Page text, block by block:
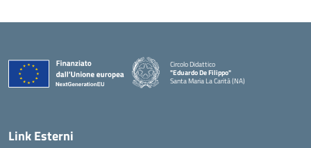
Circolo Didattico
"Eduardo De Filippo"
Santa Maria La Carità (NA)
Link Esterni